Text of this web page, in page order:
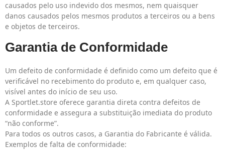
causados pelo uso indevido dos mesmos, nem quaisquer
danos causados pelos mesmos produtos a terceiros ou a bens
e objetos de terceiros.
Garantia de Conformidade
Um defeito de conformidade é definido como um defeito que é
verificável no recebimento do produto e, em qualquer caso,
visível antes do início de seu uso.
A Sportlet.store oferece garantia direta contra defeitos de
conformidade e assegura a substituição imediata do produto
“não conforme”.
Para todos os outros casos, a Garantia do Fabricante é válida.
Exemplos de falta de conformidade: